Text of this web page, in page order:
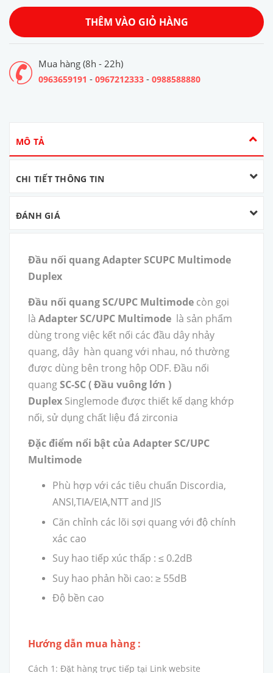
THÊM VÀO GIỎ HÀNG
Mua hàng (8h - 22h)
0963659191 - 0967212333 - 0988588880
MÔ TẢ
CHI TIẾT THÔNG TIN
ĐÁNH GIÁ
Đầu nối quang Adapter SCUPC Multimode
Duplex
Đầu nối quang SC/UPC Multimode còn gọi
là Adapter SC/UPC Multimode là sản phẩm
dùng trong việc kết nối các đầu dây nhảy
quang, dây hàn quang với nhau, nó thường
được dùng bên trong hộp ODF. Đầu nối
quangSC-SC ( Đầu vuông lớn )
Duplex Singlemode được thiết kế dạng khớp
nối, sử dụng chất liệu đá zirconia
Đặc điểm nổi bật của Adapter SC/UPC
Multimode
Phù hợp với các tiêu chuẩn Discordia,
ANSI,TIA/EIA,NTT and JIS
Căn chỉnh các lõi sợi quang với độ chính
xác cao
Suy hao tiếp xúc thấp : ≤ 0.2dB
Suy hao phản hồi cao: ≥ 55dB
Độ bền cao
Hướng dẫn mua hàng :
Cách 1: Đặt hàng trực tiếp tại Link website